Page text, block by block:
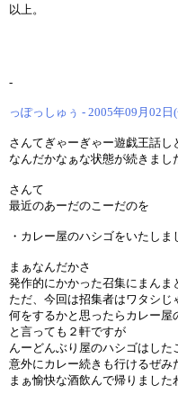
以上。
-
っぽっしゅぅ - 2005年09月02日
さんてぎゃーぎゃー遊戯王話
なんだかなぁな状態が続きまし
さんて
最近のあーだのこーだのを
・カレー屋のハシゴをいたしま
まぁなんだかさ
発作的にかかった召集にまん
ただ、今回は招集者はワタシ
何をするかと思ったらカレー屋
と言っても２軒ですが
んーどんぶり屋のハシゴはした
意外にカレー続きも行けるぜみ
まぁ愉快な酒飲んで帰りました